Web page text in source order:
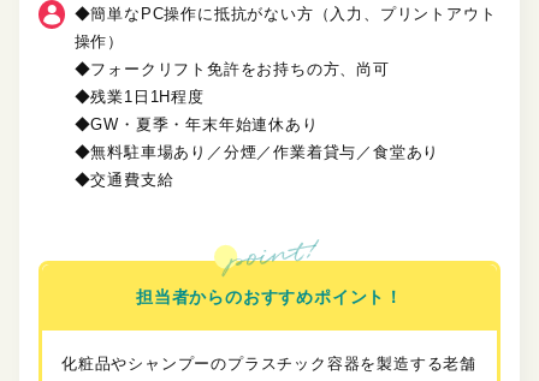
◆簡単なPC操作に抵抗がない方（入力、プリントアウト
操作）
◆フォークリフト免許をお持ちの方、尚可
◆残業1日1H程度
◆GW・夏季・年末年始連休あり
◆無料駐車場あり／分煙／作業着貸与／食堂あり
◆交通費支給
担当者からのおすすめポイント！
化粧品やシャンプーのプラスチック容器を製造する老舗